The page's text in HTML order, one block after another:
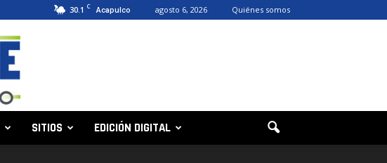
30.1 C Acapulco agosto 6, 2026 Quiénes somos
SITIOS EDICIÓN DIGITAL